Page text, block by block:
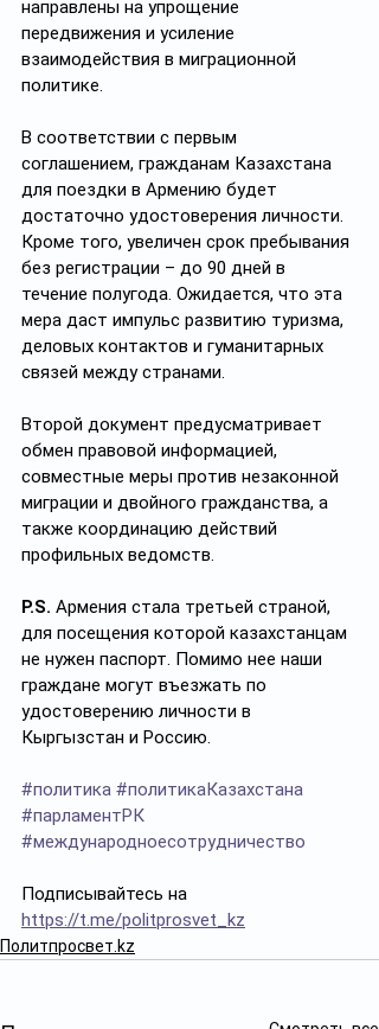
направлены на упрощение
передвижения и усиление
взаимодействия в миграционной
политике.
В соответствии с первым
соглашением, гражданам Казахстана
для поездки в Армению будет
достаточно удостоверения личности.
Кроме того, увеличен срок пребывания
без регистрации – до 90 дней в
течение полугода. Ожидается, что эта
мера даст импульс развитию туризма,
деловых контактов и гуманитарных
связей между странами.
Второй документ предусматривает
обмен правовой информацией,
совместные меры против незаконной
миграции и двойного гражданства, а
также координацию действий
профильных ведомств.
P.S. Армения стала третьей страной,
для посещения которой казахстанцам
не нужен паспорт. Помимо нее наши
граждане могут въезжать по
удостоверению личности в
Кыргызстан и Россию.
#политика #политикаКазахстана
#парламентРК
#международноесотрудничество
Подписывайтесь на
https://t.me/politprosvet_kz
Политпросвет.kz